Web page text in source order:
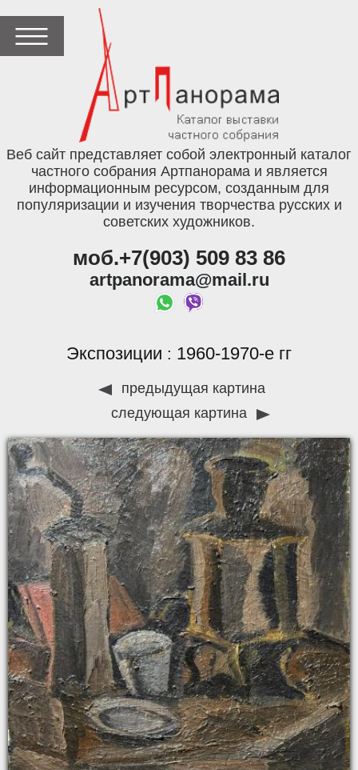
Веб сайт представляет собой электронный каталог
частного собрания Артпанорама и является
информационным ресурсом, созданным для
популяризации и изучения творчества русских и
советских художников.
моб.+7(903) 509 83 86
artpanorama@mail.ru
Экспозиции : 1960-1970-е гг
предыдущая картина
следующая картина